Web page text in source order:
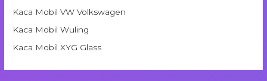
Kaca Mobil VW Volkswagen
Kaca Mobil Wuling
Kaca Mobil XYG Glass